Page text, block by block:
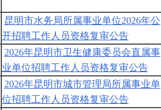
昆明市水务局所属事业单位2026年公
开招聘工作人员资格复审公告
2026年昆明市卫生健康委员会直属事
业单位招聘工作人员资格复审公告
2026年昆明市城市管理局所属事业单
位招聘工作人员资格复审公告